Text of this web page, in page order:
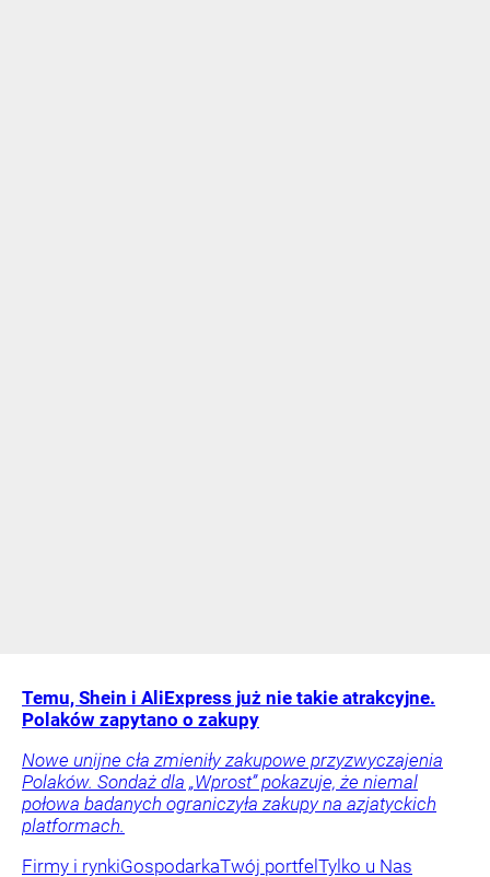
Temu, Shein i AliExpress już nie takie atrakcyjne.
Polaków zapytano o zakupy
Nowe unijne cła zmieniły zakupowe przyzwyczajenia
Polaków. Sondaż dla „Wprost” pokazuje, że niemal
połowa badanych ograniczyła zakupy na azjatyckich
platformach.
Firmy i rynkiGospodarkaTwój portfel Tylko u Nas